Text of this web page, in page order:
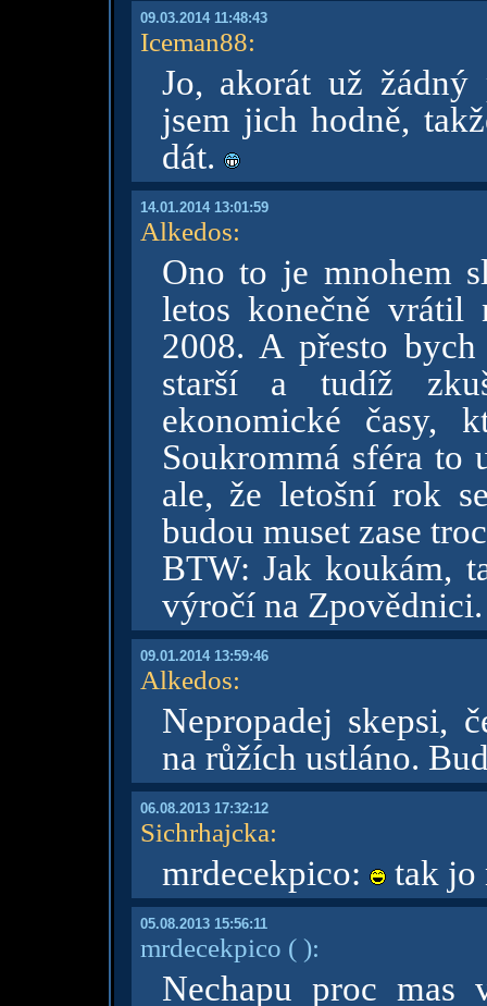
09.03.2014 11:48:43
Iceman88:
Jo, akorát už žádný
jsem jich hodně,
dát.
14.01.2014 13:01:59
Alkedos:
Ono to je mnohem
letos konečně
2008. A přesto
starší a tudíž
ekonomické časy,
Soukrommá sféra
ale, že letošní rok
budou muset zase
BTW: Jak koukám,
výročí na
09.01.2014 13:59:46
Alkedos:
Nepropadej skepsi,
na růžích ustláno.
06.08.2013 17:32:12
Sichrhajcka:
mrdecekpico: tak jo
05.08.2013 15:56:11
mrdecekpico ( ):
Nechapu proc